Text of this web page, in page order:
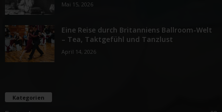
Mai 15, 2026
Eine Reise durch Britanniens Ballroom-Welt
– Tea, Taktgefühl und Tanzlust
April 14, 2026
Kategorien